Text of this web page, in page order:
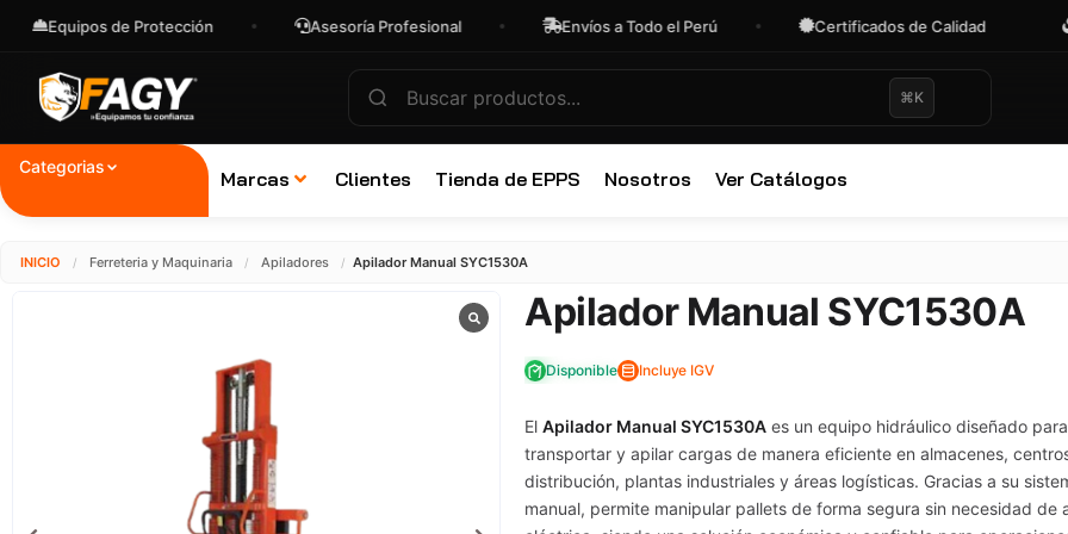
de Protección Asesoría Profesional Envíos a Todo el Perú Certificados de Calidad
⌘K
Categorias
Marcas Clientes Tienda de EPPS Nosotros Ver Catálogos
INICIO / Ferreteria y Maquinaria / Apiladores / Apilador Manual SYC1530A
Apilador Manual SYC1530A
Disponible Incluye IGV
ElApilador Manual SYC1530A es un equipo hidráulico diseñado
transportar y apilar cargas de manera eficiente en almacenes,
distribución, plantas industriales y áreas logísticas. Gracias a su
manual, permite manipular pallets de forma segura sin necesidad de